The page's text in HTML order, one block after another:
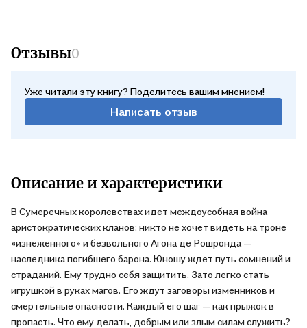
Отзывы0
Уже читали эту книгу? Поделитесь вашим мнением!
Написать отзыв
Описание и характеристики
В Сумеречных королевствах идет междоусобная война
аристократических кланов: никто не хочет видеть на троне
«изнеженного» и безвольного Агона де Рошронда —
наследника погибшего барона. Юношу ждет путь сомнений и
страданий. Ему трудно себя защитить. Зато легко стать
игрушкой в руках магов. Его ждут заговоры изменников и
смертельные опасности. Каждый его шаг — как прыжок в
пропасть. Что ему делать, добрым или злым силам служить?